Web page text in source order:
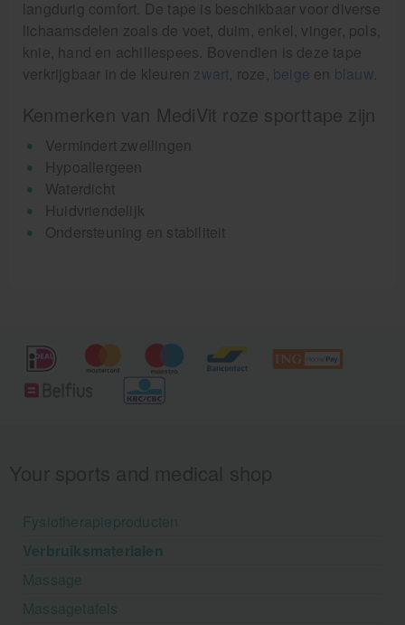
langdurig comfort. De tape is beschikbaar voor diverse
lichaamsdelen zoals de voet, duim, enkel, vinger, pols,
knie, hand en achillespees. Bovendien is deze tape
verkrijgbaar in de kleuren zwart, roze, beige en blauw.
Kenmerken van MediVit roze sporttape zijn
Vermindert zwellingen
Hypoallergeen
Waterdicht
Huidvriendelijk
Ondersteuning en stabiliteit
Fysiotherapieproducten
Verbruiksmaterialen
Massage
Massagetafels